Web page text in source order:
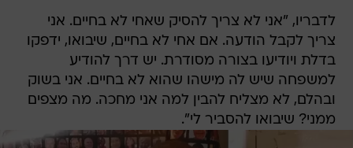
לדבריו, "אני לא צריך להסיק שאחי לא בחיים. אני
צריך לקבל הודעה. אם אחי לא בחיים, שיבואו, ידפקו
בדלת ויודיעו בצורה מסודרת. יש דרך להודיע
למשפחה שיש לה מישהו שהוא לא בחיים. אני בשוק
ובהלם, לא מצליח להבין למה אני מחכה. מה מצפים
ממני? שיבואו להסביר לי".